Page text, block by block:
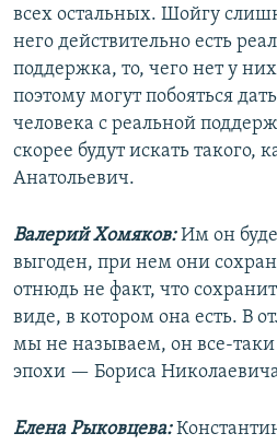
всех остальных. Шойгу
него действительно есть
поддержка, то, чего нет у
поэтому могут побояться
человека с реальной
скорее будут искать такого,
Анатольевич.
Валерий Хомяков:Им он
выгоден, при нем они
отнюдь не факт, что
виде, в котором она есть. В
мы не называем, он все-
эпохи — Бориса
Елена Рыковцева: